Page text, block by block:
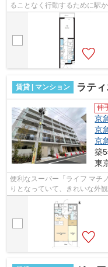
ることなく行動するために駅
道が平坦だと買い物も快適に
賃貸 | マンション ラテ
仲
京
京
京
築
東
便利なスーパー「ライフ マチ
りとなっていて、きれいな外
利便性が高いです。クレジッ